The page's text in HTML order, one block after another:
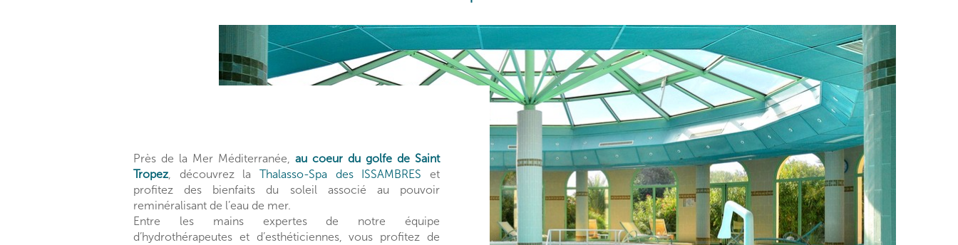
Près de la Mer Méditerranée, au coeur du golfe de Saint
Tropez, découvrez la Thalasso-Spa des ISSAMBRES et
profitez des bienfaits du soleil associé au pouvoir
reminéralisant de l’eau de mer.
Entre les mains expertes de notre équipe
d’hydrothérapeutes et d’esthéticiennes, vous profitez de